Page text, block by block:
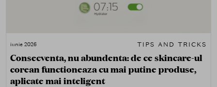
iunie 2026 TIPS AND TRICKS
Consecventa, nu abundenta: de ce skincare-ul
corean functioneaza cu mai putine produse,
aplicate mai inteligent